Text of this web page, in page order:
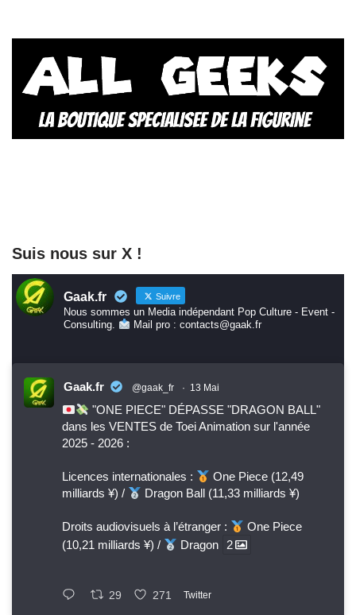
Suis nous sur X !
Gaak.fr Suivre
Nous sommes un Media indépendant Pop Culture - Event -
Consulting.
Mail pro : contacts@gaak.fr
Gaak.fr @gaak_fr · 13 Mai
"ONE PIECE" DÉPASSE "DRAGON BALL"
dans les VENTES de Toei Animation sur l'année
2025 - 2026 :
Licences internationales :
One Piece (12,49
milliards ¥) /
Dragon Ball (11,33 milliards ¥)
Droits audiovisuels à l’étranger :
One Piece
(10,21 milliards ¥) /
Dragon 2
29 271 Twitter